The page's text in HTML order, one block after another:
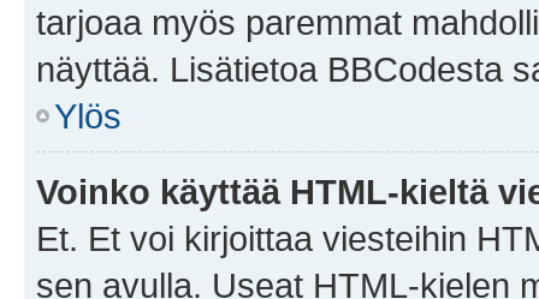
tarjoaa myös paremmat
näyttää. Lisätietoa BBCodesta
Ylös
Voinko käyttää HTML-kieltä
Et. Et voi kirjoittaa viesteihin
sen avulla. Useat HTML-kielen